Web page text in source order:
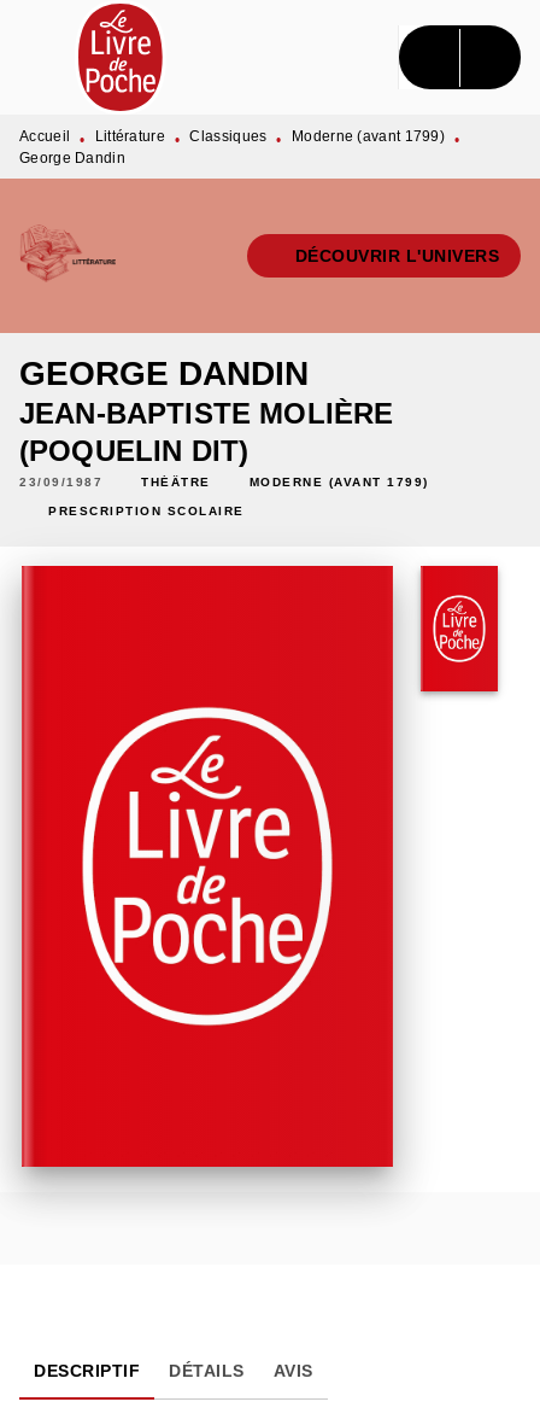
MENU RECHERCHE CONTENU
PIED DE PAGE
Accueil • Littérature • Classiques • Moderne (avant 1799) •
George Dandin
DÉCOUVRIR L'UNIVERS
GEORGE DANDIN
JEAN-BAPTISTE MOLIÈRE
(POQUELIN DIT)
23/09/1987 THÉÂTRE MODERNE (AVANT 1799)
PRESCRIPTION SCOLAIRE
DESCRIPTIF DÉTAILS AVIS